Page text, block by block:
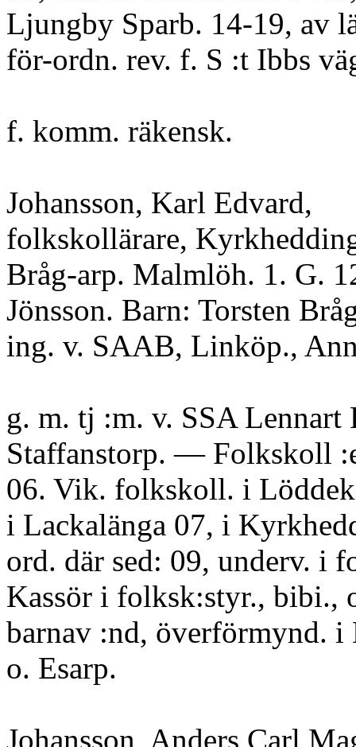
Ljungby Sparb. 14-19, av
för-ordn. rev. f. S :t Ibbs
f. komm. räkensk.
Johansson, Karl Edvard,
folkskollärare,
Bråg-arp. Malmlöh. 1. G.
Jönsson. Barn: Torsten
ing. v. SAAB, Linköp.,
g. m. tj :m. v. SSA Lennart
Staffanstorp. — Folkskoll
06. Vik. folkskoll. i
i Lackalänga 07, i
ord. där sed: 09, underv. i
Kassör i folksk:styr., bibi.,
barnav :nd, överförmynd. i
o. Esarp.
Johansson, Anders Carl